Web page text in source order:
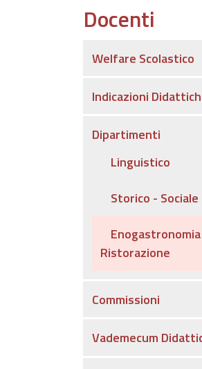
Docenti
Welfare Scolastico
Indicazioni
Dipartimenti
Linguistico
Storico - Sociale
Ristorazione
Commissioni
Vademecum